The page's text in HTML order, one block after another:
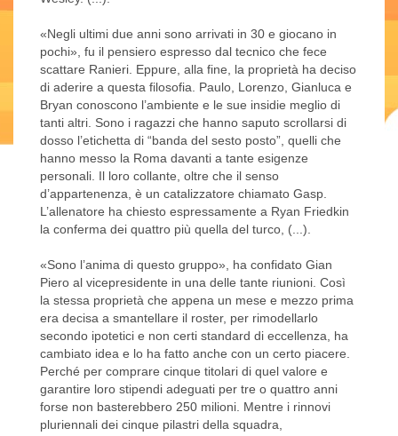
«Negli ultimi due anni sono arrivati in 30 e giocano in
pochi», fu il pensiero espresso dal tecnico che fece
scattare Ranieri. Eppure, alla fine, la proprietà ha deciso
di aderire a questa filosofia. Paulo, Lorenzo, Gianluca e
Bryan conoscono l’ambiente e le sue insidie meglio di
tanti altri. Sono i ragazzi che hanno saputo scrollarsi di
dosso l’etichetta di “banda del sesto posto”, quelli che
hanno messo la Roma davanti a tante esigenze
personali. Il loro collante, oltre che il senso
d’appartenenza, è un catalizzatore chiamato Gasp.
L’allenatore ha chiesto espressamente a Ryan Friedkin
la conferma dei quattro più quella del turco, (...).
«Sono l’anima di questo gruppo», ha confidato Gian
Piero al vicepresidente in una delle tante riunioni. Così
la stessa proprietà che appena un mese e mezzo prima
era decisa a smantellare il roster, per rimodellarlo
secondo ipotetici e non certi standard di eccellenza, ha
cambiato idea e lo ha fatto anche con un certo piacere.
Perché per comprare cinque titolari di quel valore e
garantire loro stipendi adeguati per tre o quattro anni
forse non basterebbero 250 milioni. Mentre i rinnovi
pluriennali dei cinque pilastri della squadra,